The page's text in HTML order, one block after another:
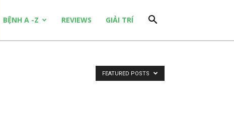
BỆNH A -Z REVIEWS GIẢI TRÍ
FEATURED POSTS